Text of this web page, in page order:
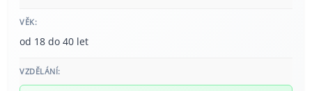
VĚK:
od 18 do 40 let
VZDĚLÁNÍ: